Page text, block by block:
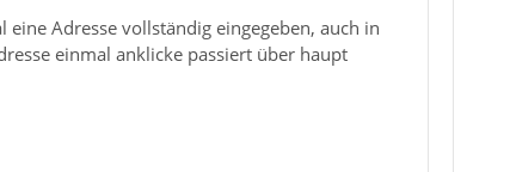
Adresse vollständig eingegeben, auch in
einmal anklicke passiert über haupt